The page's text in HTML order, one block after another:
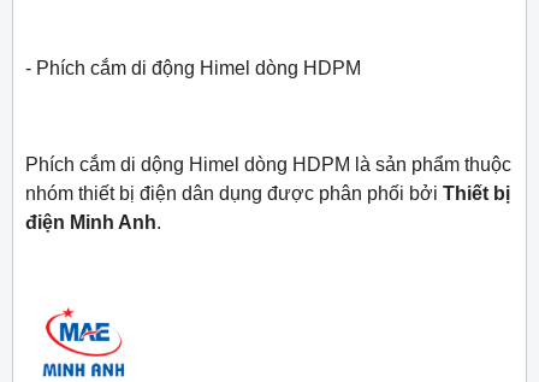
- Phích cắm di động Himel dòng HDPM
Phích cắm di dộng Himel dòng HDPM là sản phẩm thuộc
nhóm thiết bị điện dân dụng được phân phối bởi Thiết bị
điện Minh Anh.